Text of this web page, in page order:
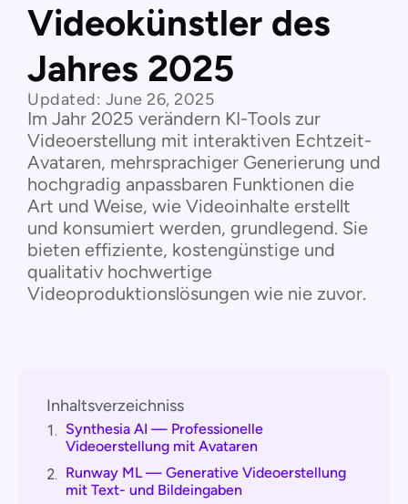
Videokünstler des
Jahres 2025
Updated: June 26, 2025
Im Jahr 2025 verändern KI-Tools zur
Videoerstellung mit interaktiven Echtzeit-
Avataren, mehrsprachiger Generierung und
hochgradig anpassbaren Funktionen die
Art und Weise, wie Videoinhalte erstellt
und konsumiert werden, grundlegend. Sie
bieten effiziente, kostengünstige und
qualitativ hochwertige
Videoproduktionslösungen wie nie zuvor.
Inhaltsverzeichniss
1. Synthesia AI — Professionelle
Videoerstellung mit Avataren
2. Runway ML — Generative Videoerstellung
mit Text- und Bildeingaben